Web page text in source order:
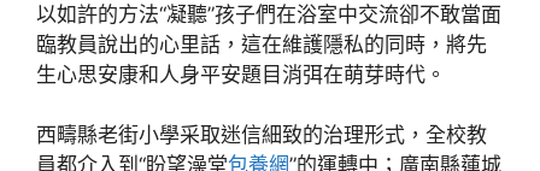
以如許的方法“凝聽”孩子們在浴室中交流卻不敢當面
臨教員說出的心里話，這在維護隱私的同時，將先
生心思安康和人身平安題目消弭在萌芽時代。
西疇縣老街小學采取迷信細致的治理形式，全校教
員都介入到“盼望澡堂包養網”的運轉中；廣南縣蓮城